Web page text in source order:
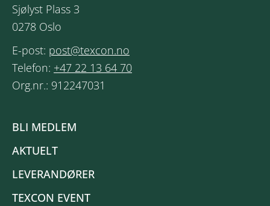
Sjølyst Plass 3
0278 Oslo
E-post: post@texcon.no
Telefon: +47 22 13 64 70
Org.nr.: 912247031
BLI MEDLEM
AKTUELT
LEVERANDØRER
TEXCON EVENT